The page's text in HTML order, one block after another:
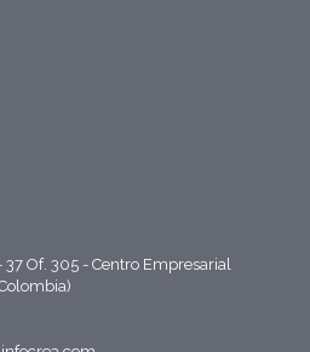
37 Of. 305 - Centro Empresarial